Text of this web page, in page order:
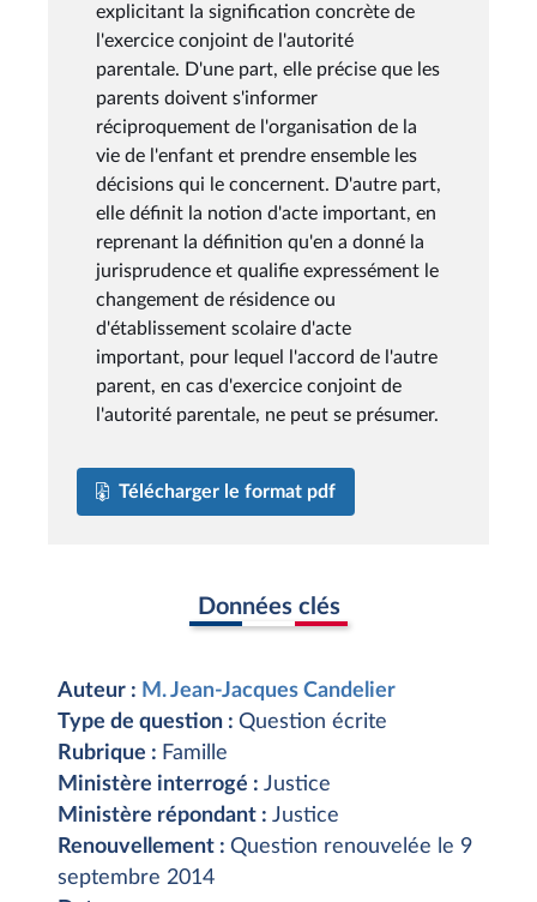
explicitant la signification concrète de
l'exercice conjoint de l'autorité
parentale. D'une part, elle précise que les
parents doivent s'informer
réciproquement de l'organisation de la
vie de l'enfant et prendre ensemble les
décisions qui le concernent. D'autre part,
elle définit la notion d'acte important, en
reprenant la définition qu'en a donné la
jurisprudence et qualifie expressément le
changement de résidence ou
d'établissement scolaire d'acte
important, pour lequel l'accord de l'autre
parent, en cas d'exercice conjoint de
l'autorité parentale, ne peut se présumer.
Télécharger le format pdf
Données clés
Auteur : M. Jean-Jacques Candelier
Type de question : Question écrite
Rubrique : Famille
Ministère interrogé : Justice
Ministère répondant : Justice
Renouvellement : Question renouvelée le 9
septembre 2014